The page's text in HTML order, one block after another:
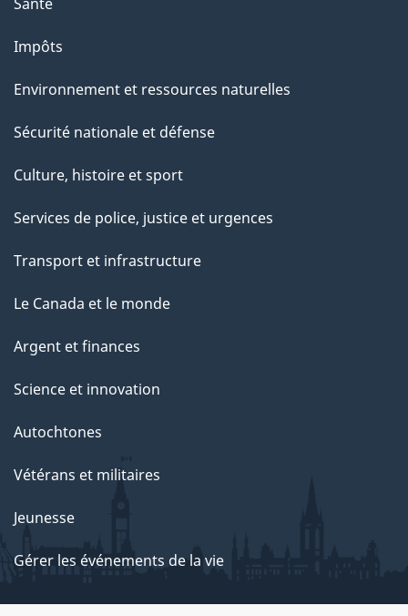
Impôts
Environnement et ressources naturelles
Sécurité nationale et défense
Culture, histoire et sport
Services de police, justice et urgences
Transport et infrastructure
Le Canada et le monde
Argent et finances
Science et innovation
Autochtones
Vétérans et militaires
Jeunesse
Gérer les événements de la vie